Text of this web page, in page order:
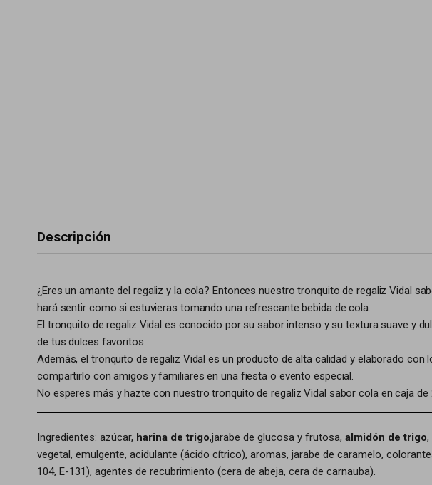
Descripción
¿Eres un amante del regaliz y la cola? Entonces nuestro tronquito de regaliz Vidal
hará sentir como si estuvieras tomando una refrescante bebida de cola.
El tronquito de regaliz Vidal es conocido por su sabor intenso y su textura suave y
de tus dulces favoritos.
Además, el tronquito de regaliz Vidal es un producto de alta calidad y elaborado
compartirlo con amigos y familiares en una fiesta o evento especial.
No esperes más y hazte con nuestro tronquito de regaliz Vidal sabor cola en caja de
Ingredientes: azúcar, harina de trigo,jarabe de glucosa y frutosa, almidón de trigo,
vegetal, emulgente, acidulante (ácido cítrico), aromas, jarabe de caramelo,
104, E-131), agentes de recubrimiento (cera de abeja, cera de carnauba).